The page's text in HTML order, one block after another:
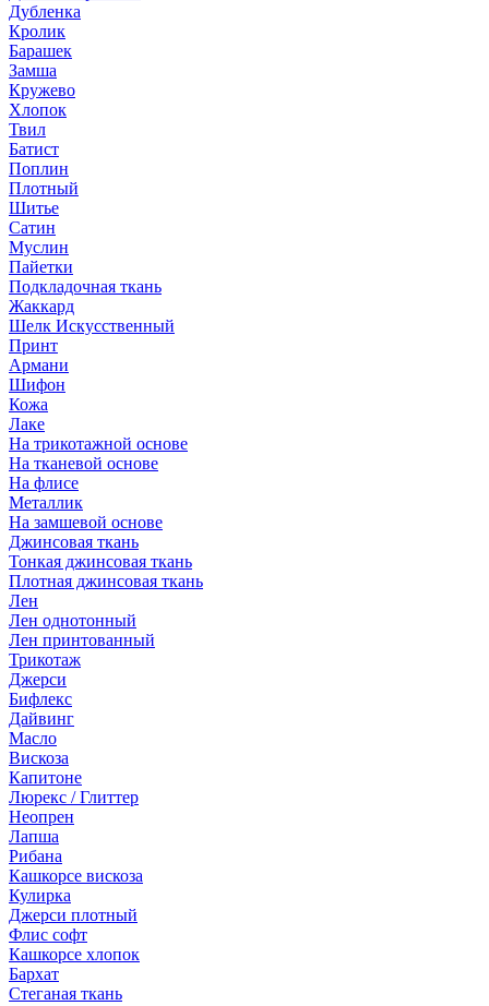
Дубленка
Кролик
Барашек
Замша
Кружево
Хлопок
Твил
Батист
Поплин
Плотный
Шитье
Сатин
Муслин
Пайетки
Подкладочная ткань
Жаккард
Шелк Искусственный
Принт
Армани
Шифон
Кожа
Лаке
На трикотажной основе
На тканевой основе
На флисе
Металлик
На замшевой основе
Джинсовая ткань
Тонкая джинсовая ткань
Плотная джинсовая ткань
Лен
Лен однотонный
Лен принтованный
Трикотаж
Джерси
Бифлекс
Дайвинг
Масло
Вискоза
Капитоне
Люрекс / Глиттер
Неопрен
Лапша
Рибана
Кашкорсе вискоза
Кулирка
Джерси плотный
Флис софт
Кашкорсе хлопок
Бархат
Стеганая ткань